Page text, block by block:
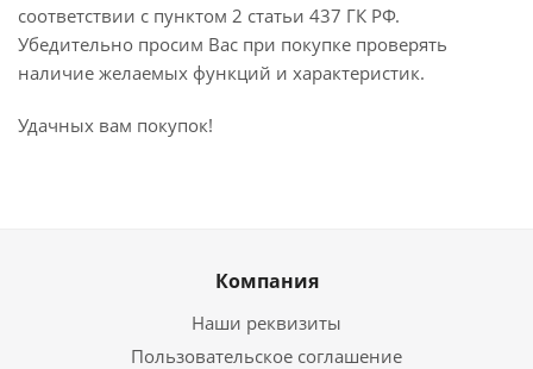
соответствии с пунктом 2 статьи 437 ГК РФ.
Убедительно просим Вас при покупке проверять
наличие желаемых функций и характеристик.
Удачных вам покупок!
Компания
Наши реквизиты
Пользовательское соглашение